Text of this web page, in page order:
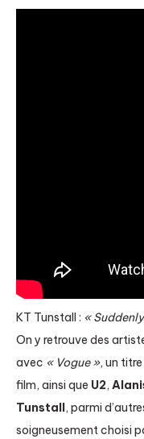
KT Tunstall : «
On y retrouve des
avec « Vogue », un
film, ainsi que U2,
Tunstall , parmi
soigneusement choisi